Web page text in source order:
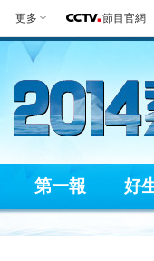
更多 節目官網
第一報 好